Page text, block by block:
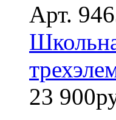
Арт.
23 900